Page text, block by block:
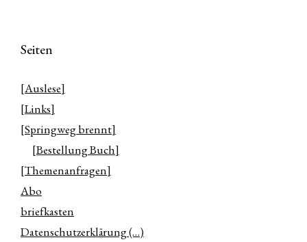
Seiten
[Auslese]
[Links]
[Springweg brennt]
[Bestellung Buch]
[Themenanfragen]
Abo
briefkasten
Datenschutzerklärung (…)